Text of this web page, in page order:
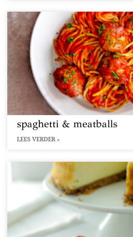
spaghetti & meatballs
LEES VERDER »